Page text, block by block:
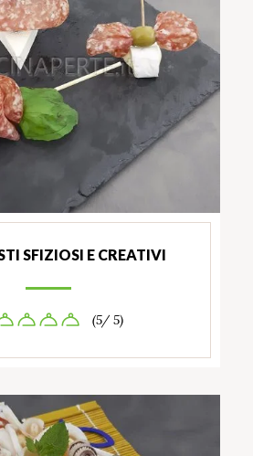
SFIZIOSI E CREATIVI
(5/ 5)